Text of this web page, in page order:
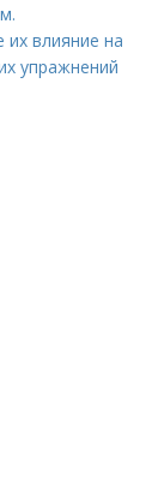
их влияние на
упражнений